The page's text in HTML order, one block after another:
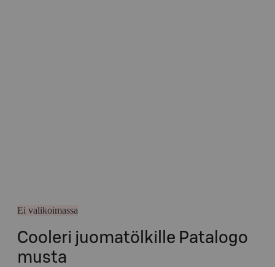
Ei valikoimassa
Cooleri juomatölkille Patalogo
musta